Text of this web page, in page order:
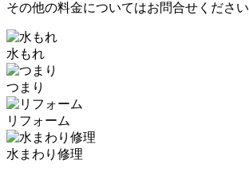
その他の料金についてはお問合せください
水もれ
つまり
リフォーム
水まわり修理